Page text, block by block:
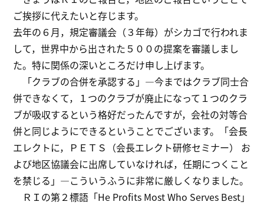
ご挨拶に代えたいと存じます。
去年の６月，規定審議会（３年毎）がシカゴで行われま
して，世界中から出された５００の提案を審議しまし
た。特に関係の深いところだけ申し上げます。
「クラブの合併を承認する」―今まではクラブ同士合
併できなくて，１つのクラブが廃止になって１つのクラ
ブが吸収するという格好だったんですが，会社の対等合
併と同じようにできるということでございます。「会長
エレクトに，ＰＥＴＳ（会長エレクト研修セミナー） お
よび地区協議会に出席していなければ，任期につくこと
を禁じる」―こういうふうに非常に厳しくなりました。
ＲＩの第２標語「He Profits Most Who Serves Best」